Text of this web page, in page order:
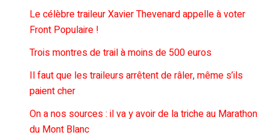
Le célèbre traileur Xavier Thevenard appelle à voter
Front Populaire !
Trois montres de trail à moins de 500 euros
Il faut que les traileurs arrêtent de râler, même s’ils
paient cher
On a nos sources : il va y avoir de la triche au Marathon
du Mont Blanc